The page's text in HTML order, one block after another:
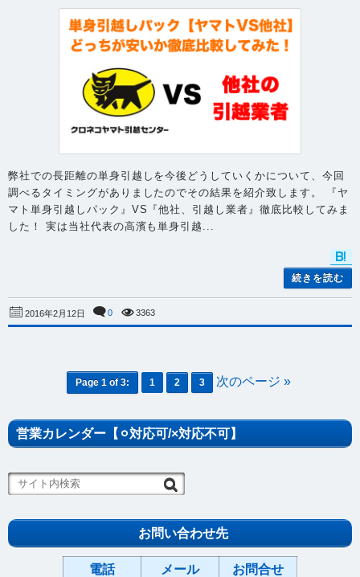
弊社での長距離の単身引越しを今後どうしていくかについて、今回
調べるタイミングがありましたのでその結果を紹介致します。 『ヤ
マト単身引越しパック』VS『他社、引越し業者』徹底比較してみま
した！ 実は当社代表の高濱も単身引越...
続きを読む
2016年2月12日 0 3363
Page 1 of 3: 1 2 3 次のページ »
営業カレンダー【⚪︎対応可/×対応不可】
お問い合わせ先
電話 メール お問合せ